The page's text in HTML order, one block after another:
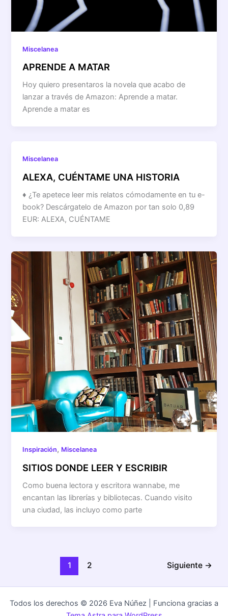
Miscelanea
APRENDE A MATAR
Hoy quiero presentaros la novela que acabo de
lanzar a través de Amazon: Aprende a matar.
Aprende a matar es
Miscelanea
ALEXA, CUÉNTAME UNA HISTORIA
♦ ¿Te apetece leer mis relatos cómodamente en tu e-
book? Descárgatelo de Amazon por tan solo 0,89
EUR: ALEXA, CUÉNTAME
Inspiración, Miscelanea
SITIOS DONDE LEER Y ESCRIBIR
Como buena lectora y escritora wannabe, me
encantan las librerías y bibliotecas. Cuando visito
una ciudad, las incluyo como parte
1 2 Siguiente →
Todos los derechos © 2026 Eva Núñez | Funciona gracias a